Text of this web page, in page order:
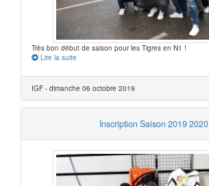
Très bon début de saison pour les Tigres en N1 !
Lire la suite
IGF - dimanche 06 octobre 2019
Inscription Saison 2019 2020